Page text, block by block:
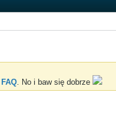
FAQ. No i baw się dobrze